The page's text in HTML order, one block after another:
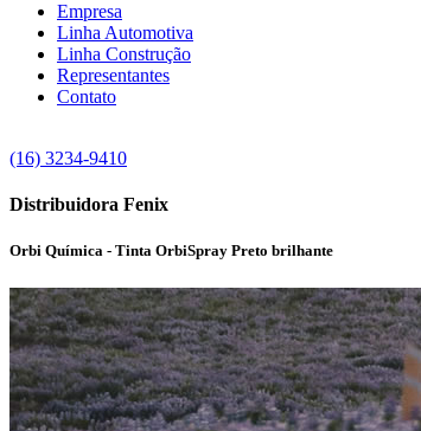
Empresa
Linha Automotiva
Linha Construção
Representantes
Contato
(16) 3234-9410
Distribuidora Fenix
Orbi Química - Tinta OrbiSpray Preto brilhante